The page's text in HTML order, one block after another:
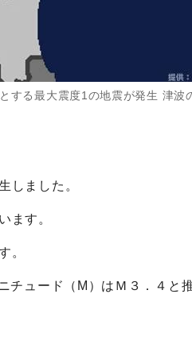
する最大震度1の地震が発生 津波
しました。
ます。
。
ュード（M）はＭ３．４と